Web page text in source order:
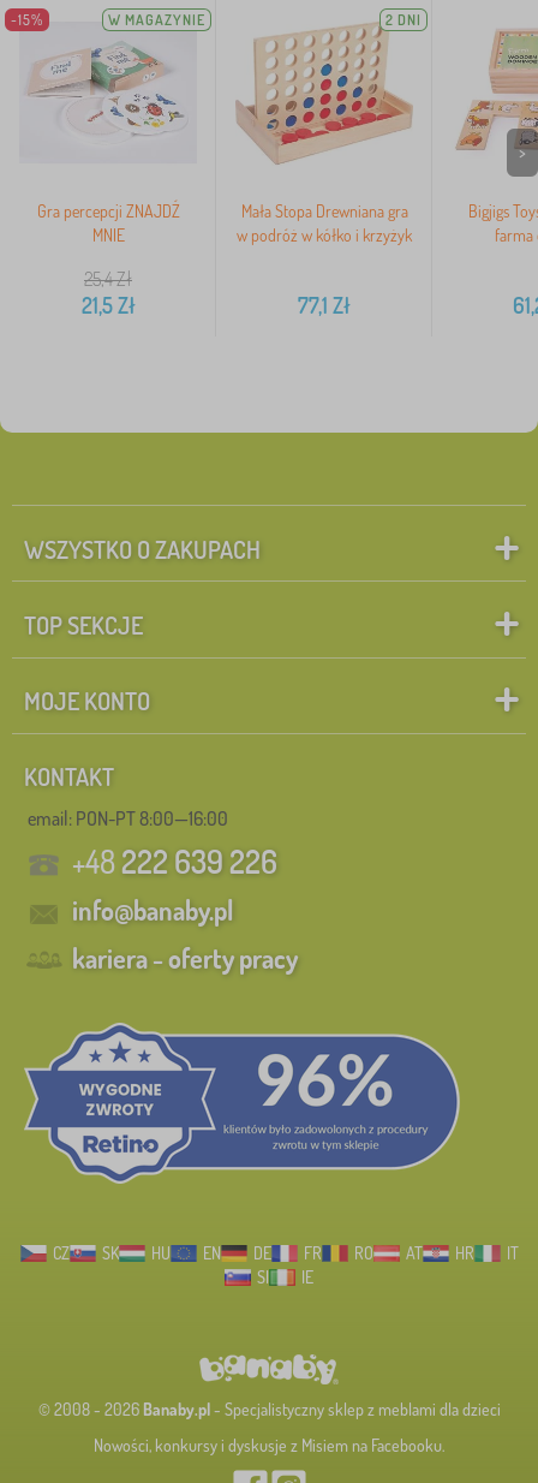
-15% W MAGAZYNIE
Gra percepcji ZNAJDŹ
MNIE
25,4Zł
21,5Zł
2 DNI
Mała Stopa Drewniana gra
w podróż w kółko i krzyżyk
77,1 Zł
Bigjigs
farma
>
WSZYSTKO O ZAKUPACH
TOP SEKCJE
MOJE KONTO
KONTAKT
email: PON-PT 8:00—16:00
+48222 639 226
info@banaby.pl
kariera - oferty pracy
CZ SK HU EN DE FR RO AT HR
IT
SI
IE
© 2008 - 2026 Banaby.pl- Specjalistyczny sklep z meblami dla dzieci
Nowości, konkursy i dyskusje z Misiem na Facebooku.